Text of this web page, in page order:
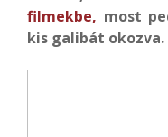
filmekbe, most
kis galibát okozva.